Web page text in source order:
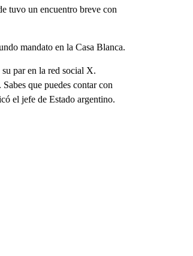
tuvo un encuentro breve con
mandato en la Casa Blanca.
par en la red social X.
que puedes contar con
el jefe de Estado argentino.